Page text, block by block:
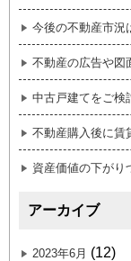
今後の不動産市況
不動産の広告や図
中古戸建てをご
不動産購入後に
資産価値の下がり
アーカイブ
2023年6月 (12)